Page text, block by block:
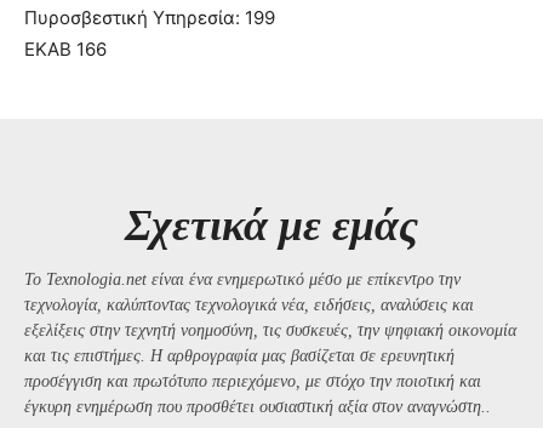
Πυροσβεστική Υπηρεσία: 199
ΕΚΑΒ 166
Σχετικά με εμάς
Το Texnologia.net είναι ένα ενημερωτικό μέσο με επίκεντρο την
τεχνολογία, καλύπτοντας τεχνολογικά νέα, ειδήσεις, αναλύσεις και
εξελίξεις στην τεχνητή νοημοσύνη, τις συσκευές, την ψηφιακή οικονομία
και τις επιστήμες. Η αρθρογραφία μας βασίζεται σε ερευνητική
προσέγγιση και πρωτότυπο περιεχόμενο, με στόχο την ποιοτική και
έγκυρη ενημέρωση που προσθέτει ουσιαστική αξία στον αναγνώστη..